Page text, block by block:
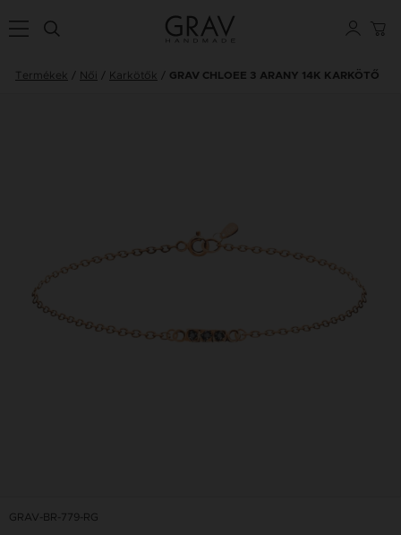
Termékek Női Karkötők GRAV CHLOEE 3 ARANY 14K KARKÖTŐ
GRAV-BR-779-RG